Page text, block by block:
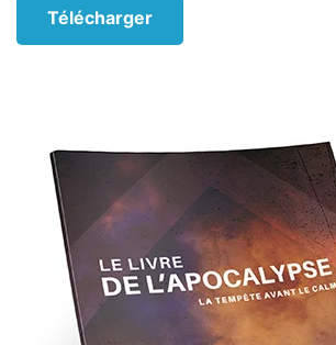
Télécharger